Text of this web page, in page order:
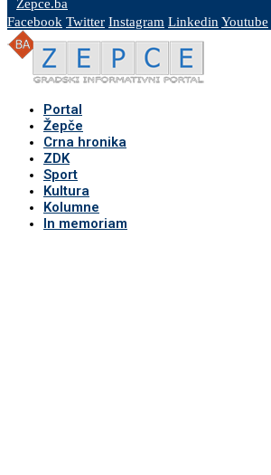
Zepce.ba
Facebook Twitter Instagram Linkedin Youtube
Portal
Žepče
Crna hronika
ZDK
Sport
Kultura
Kolumne
In memoriam